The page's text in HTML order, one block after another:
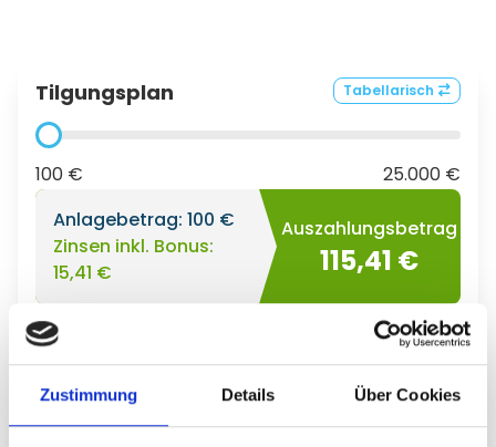
Zustimmung Details Über Cookies
Tilgungsplan Tabellarisch
100 €
25.000 €
Anlagebetrag: 100 €
Zinsen inkl. Bonus:
15,41 €
Auszahlungsbetrag
115,41 €